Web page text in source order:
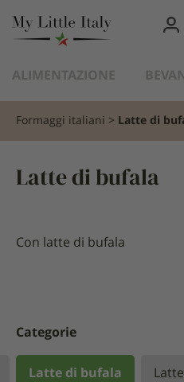
ALIMENTAZIONE
Formaggi italiani Latte di
Latte di bufala
Con latte di bufala
Categorie
Latte di bufala